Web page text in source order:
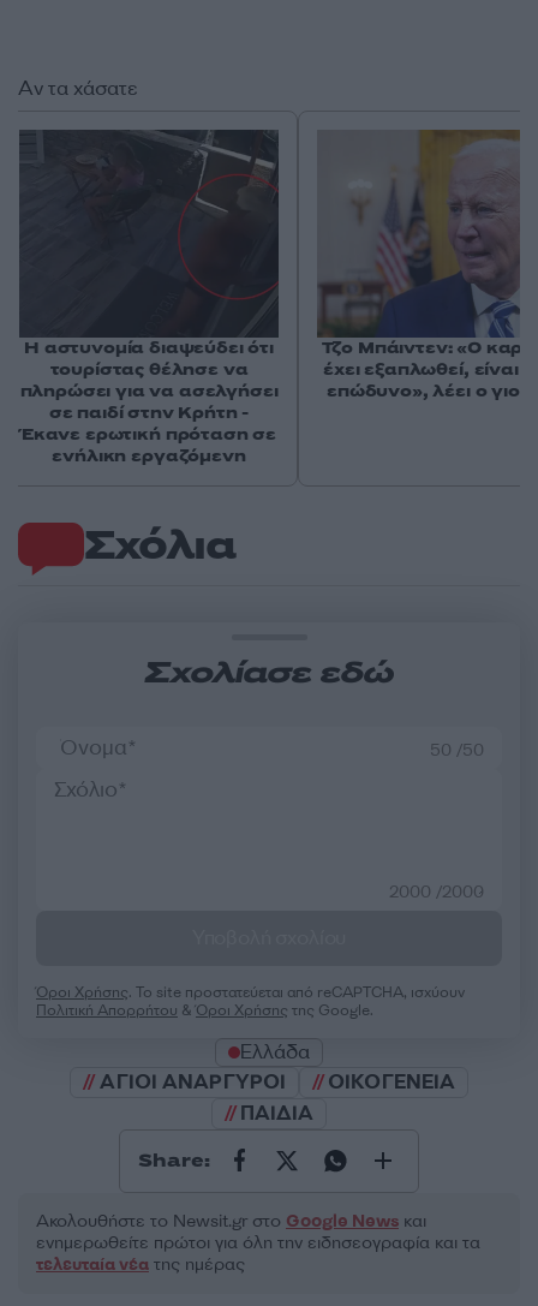
Σχόλια
Σχολίασε εδώ
50 /50
2000 /2000
Όροι Χρήσης. Το site προστατεύεται από reCAPTCHA, ισχύουν
Πολιτική Απορρήτου &Όροι Χρήσης της Google.
Ελλάδα
ΑΓΙΟΙ ΑΝΑΡΓΥΡΟΙ
ΟΙΚΟΓΕΝΕΙΑ
ΠΑΙΔΙΑ
Share:
Ακολουθήστε το Νewsit.gr στο Google News και
ενημερωθείτε πρώτοι για όλη την ειδησεογραφία και τα
τελευταία νέα της ημέρας
Αν τα χάσατε
Η αστυνομία διαψεύδει ότι
τουρίστας θέλησε να
πληρώσει για να ασελγήσει
σε παιδί στην Κρήτη -
Έκανε ερωτική πρόταση σε
ενήλικη εργαζόμενη
Τζο Μπάιντεν: «Ο
έχει εξαπλωθεί, είναι
επώδυνο», λέει ο γιος